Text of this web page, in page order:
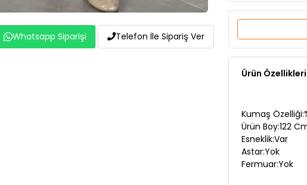
Whatsapp Siparişi Telefon İle Sipariş Ver
Ürün Özellikleri
Esneklik:Var
Astar:Yok
Fermuar:Yok